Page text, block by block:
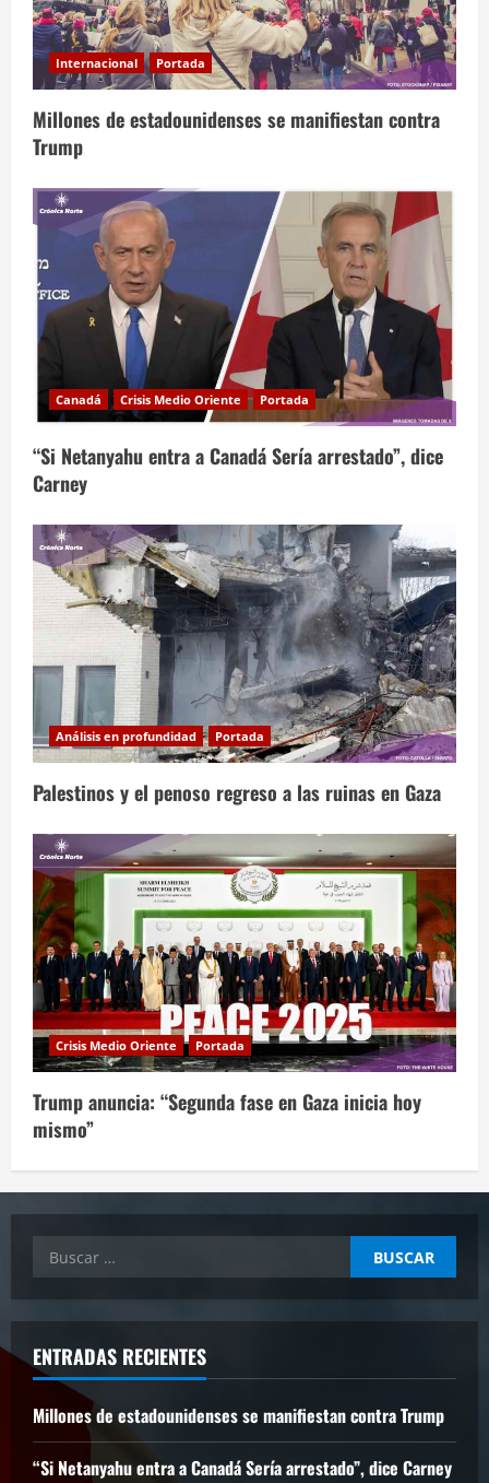
Internacional Portada
Millones de estadounidenses se manifiestan contra
Trump
Canadá Crisis Medio Oriente Portada
“Si Netanyahu entra a Canadá Sería arrestado”, dice
Carney
Análisis en profundidad Portada
Palestinos y el penoso regreso a las ruinas en Gaza
Crisis Medio Oriente Portada
Trump anuncia: “Segunda fase en Gaza inicia hoy
mismo”
Buscar:
ENTRADAS RECIENTES
Millones de estadounidenses se manifiestan contra Trump
“Si Netanyahu entra a Canadá Sería arrestado”, dice Carney